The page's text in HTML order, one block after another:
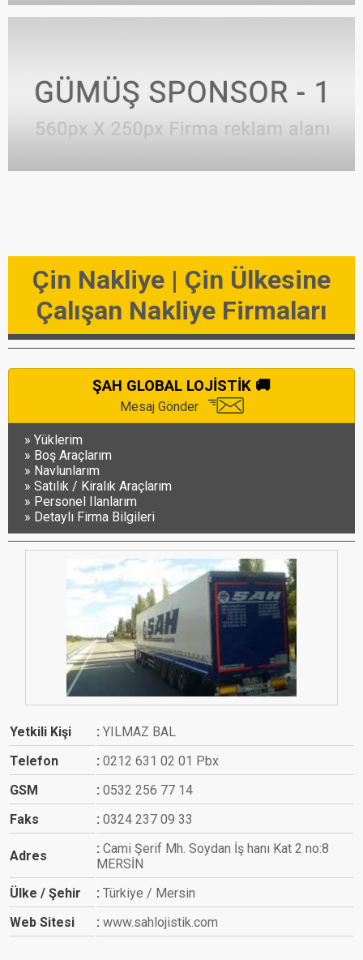
Çin Nakliye | Çin Ülkesine
Çalışan Nakliye Firmaları
ŞAH GLOBAL LOJİSTİK 🚚
Mesaj Gönder
Yüklerim
Boş Araçlarım
Navlunlarım
Satılık / Kiralık Araçlarım
Personel Ilanlarım
Detaylı Firma Bilgileri
Yetkili Kişi
YILMAZ BAL
Telefon
0212 631 02 01 Pbx
GSM
0532 256 77 14
Faks
0324 237 09 33
Adres
Cami Şerif Mh. Soydan İş hanı Kat 2 no:8
MERSİN
Ülke / Şehir
Türkiye / Mersin
Web Sitesi
www.sahlojistik.com